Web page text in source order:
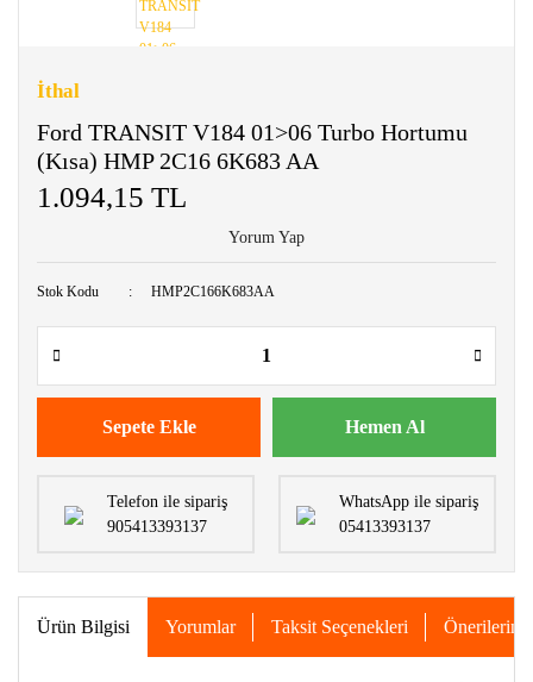
İthal
Ford TRANSIT V184 01>06 Turbo Hortumu
(Kısa) HMP 2C16 6K683 AA
1.094,15 TL
Yorum Yap
Stok Kodu HMP2C166K683AA
Sepete Ekle Hemen Al
Telefon ile sipariş
905413393137
WhatsApp ile sipariş
05413393137
Ürün Bilgisi Yorumlar Taksit Seçenekleri Önerileriniz